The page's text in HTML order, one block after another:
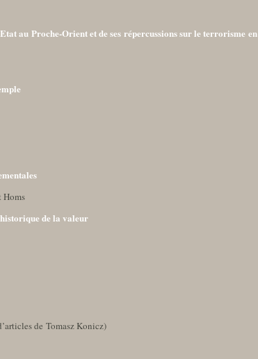
au Proche-Orient et de ses répercussions sur le terrorisme en
Homs
de la valeur
de Tomasz Konicz)